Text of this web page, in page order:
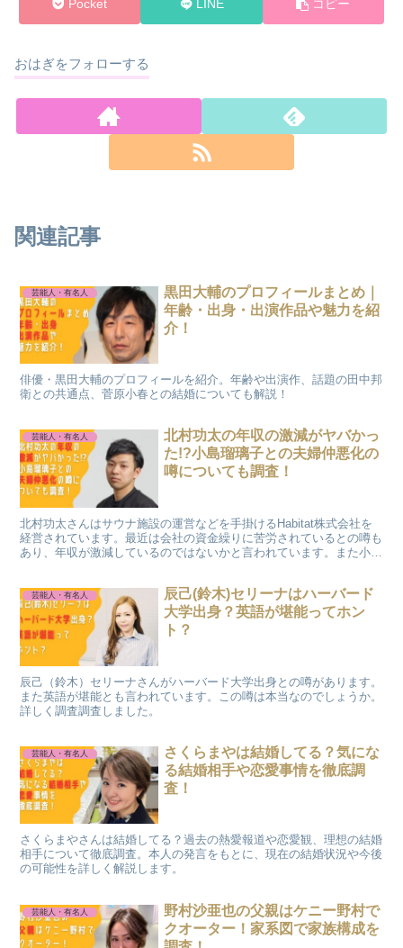
Pocket LINE コピー
おはぎをフォローする
関連記事
芸能人・有名人
黒田大輔のプロフィールまとめ｜
年齢・出身・出演作品や魅力を紹
介！
俳優・黒田大輔のプロフィールを紹介。年齢や出演作、話題の田中邦
衛との共通点、菅原小春との結婚についても解説！
芸能人・有名人
北村功太の年収の激減がヤバかっ
た!?小島瑠璃子との夫婦仲悪化の
噂についても調査！
北村功太さんはサウナ施設の運営などを手掛けるHabitat株式会社を
経営されています。最近は会社の資金繰りに苦労されているとの噂も
あり、年収が激減しているのではないかと言われています。また小島
芸能人・有名人
辰己(鈴木)セリーナはハーバード
大学出身？英語が堪能ってホン
ト？
辰己（鈴木）セリーナさんがハーバード大学出身との噂があります。
また英語が堪能とも言われています。この噂は本当なのでしょうか。
詳しく調査調査しました。
芸能人・有名人
さくらまやは結婚してる？気にな
る結婚相手や恋愛事情を徹底調
査！
さくらまやさんは結婚してる？過去の熱愛報道や恋愛観、理想の結婚
相手について徹底調査。本人の発言をもとに、現在の結婚状況や今後
の可能性を詳しく解説します。
芸能人・有名人
野村沙亜也の父親はケニー野村で
クオーター！家系図で家族構成を